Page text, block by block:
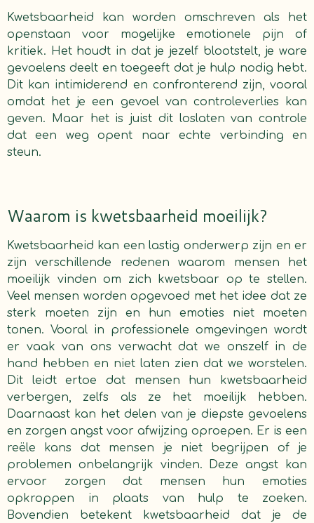
Kwetsbaarheid kan worden omschreven als het
openstaan voor mogelijke emotionele pijn of
kritiek. Het houdt in dat je jezelf blootstelt, je ware
gevoelens deelt en toegeeft dat je hulp nodig hebt.
Dit kan intimiderend en confronterend zijn, vooral
omdat het je een gevoel van controleverlies kan
geven. Maar het is juist dit loslaten van controle
dat een weg opent naar echte verbinding en
steun.
Waarom is kwetsbaarheid moeilijk?
Kwetsbaarheid kan een lastig onderwerp zijn en er
zijn verschillende redenen waarom mensen het
moeilijk vinden om zich kwetsbaar op te stellen.
Veel mensen worden opgevoed met het idee dat ze
sterk moeten zijn en hun emoties niet moeten
tonen. Vooral in professionele omgevingen wordt
er vaak van ons verwacht dat we onszelf in de
hand hebben en niet laten zien dat we worstelen.
Dit leidt ertoe dat mensen hun kwetsbaarheid
verbergen, zelfs als ze het moeilijk hebben.
Daarnaast kan het delen van je diepste gevoelens
en zorgen angst voor afwijzing oproepen. Er is een
reële kans dat mensen je niet begrijpen of je
problemen onbelangrijk vinden. Deze angst kan
ervoor zorgen dat mensen hun emoties
opkroppen in plaats van hulp te zoeken.
Bovendien betekent kwetsbaarheid dat je de